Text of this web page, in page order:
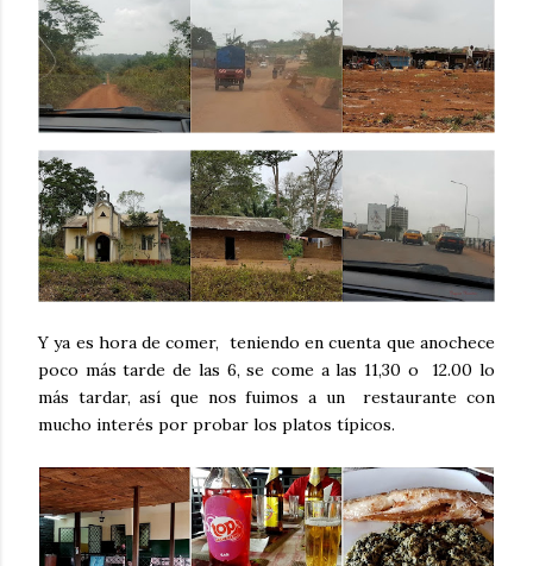
Y ya es hora de comer, teniendo en cuenta que anochece
poco más tarde de las 6, se come a las 11,30 o 12.00 lo
más tardar, así que nos fuimos a un restaurante con
mucho interés por probar los platos típicos.